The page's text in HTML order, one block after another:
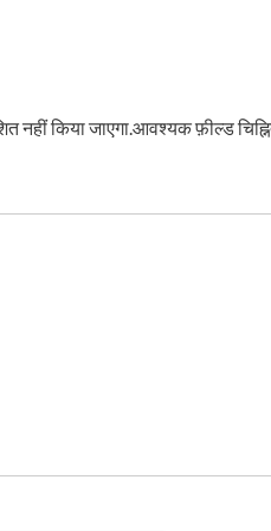
नहीं किया जाएगा.आवश्यक फ़ील्ड